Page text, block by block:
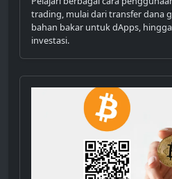
trading, mulai dari transfer dana
bahan bakar untuk dApps,
investasi.